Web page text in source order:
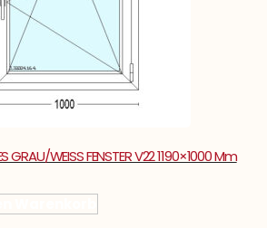
GRAU/WEISS FENSTER V22 1190×1000 Mm